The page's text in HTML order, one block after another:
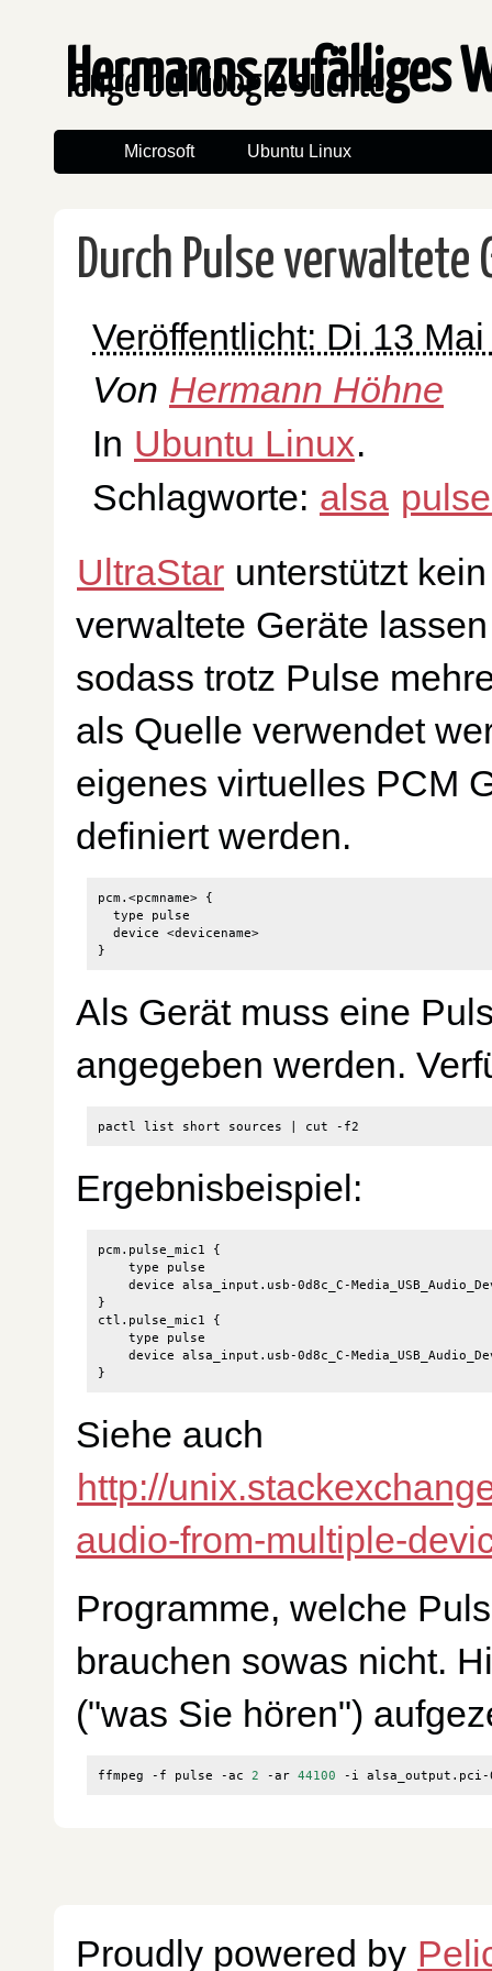
Hermanns zufälliges
lange bei Google suchte
Microsoft Ubuntu Linux
Durch Pulse verwaltete
Veröffentlicht: Di 13
Von Hermann Höhne
In Ubuntu Linux.
Schlagworte: alsa
UltraStar unterstützt
verwaltete Geräte
sodass trotz Pulse
als Quelle verwendet
eigenes virtuelles PCM
definiert werden.
pcm.<pcmname> {
  type pulse
  device <devicename>
Als Gerät muss eine
angegeben werden.
pactl list short sources
Ergebnisbeispiel:
pcm.pulse_mic1 {
    type pulse
device alsa_input.usb-0d8c_C-
}
ctl.pulse_mic1 {
    type pulse
device alsa_input.usb-0d8c_C-
Siehe auch
http://
audio-from-multiple-
Programme, welche
brauchen sowas nicht.
("was Sie hören")
ffmpeg -f pulse -ac 2 -ar 44100
Proudly powered by